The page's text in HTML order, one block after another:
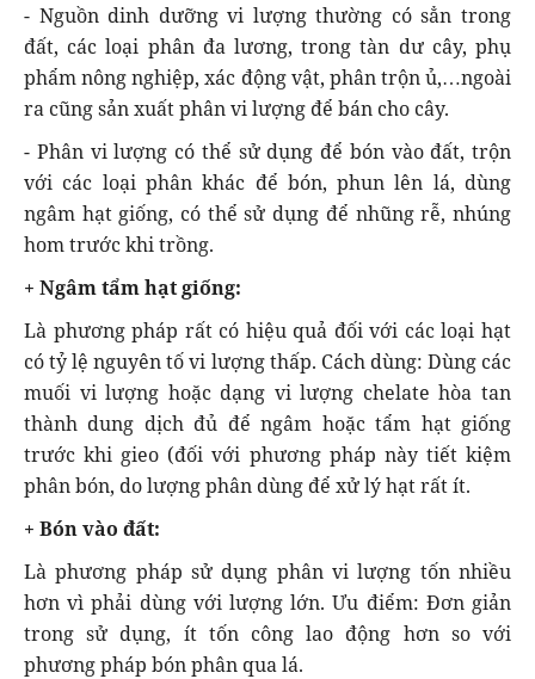
- Nguồn dinh dưỡng vi lượng thường có sẳn trong
đất, các loại phân đa lương, trong tàn dư cây, phụ
phẩm nông nghiệp, xác động vật, phân trộn ủ,…ngoài
ra cũng sản xuất phân vi lượng để bán cho cây.
- Phân vi lượng có thể sử dụng để bón vào đất, trộn
với các loại phân khác để bón, phun lên lá, dùng
ngâm hạt giống, có thể sử dụng để nhũng rễ, nhúng
hom trước khi trồng.
+ Ngâm tẩm hạt giống:
Là phương pháp rất có hiệu quả đối với các loại hạt
có tỷ lệ nguyên tố vi lượng thấp. Cách dùng: Dùng các
muối vi lượng hoặc dạng vi lượng chelate hòa tan
thành dung dịch đủ để ngâm hoặc tẩm hạt giống
trước khi gieo (đối với phương pháp này tiết kiệm
phân bón, do lượng phân dùng để xử lý hạt rất ít.
+ Bón vào đất:
Là phương pháp sử dụng phân vi lượng tốn nhiều
hơn vì phải dùng với lượng lớn. Ưu điểm: Đơn giản
trong sử dụng, ít tốn công lao động hơn so với
phương pháp bón phân qua lá.